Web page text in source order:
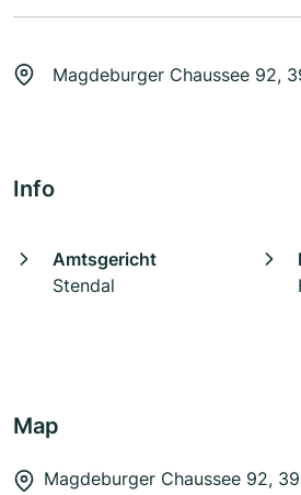
Magdeburger Chaussee 92,
Info
Amtsgericht
Stendal
Map
Magdeburger Chaussee 92,